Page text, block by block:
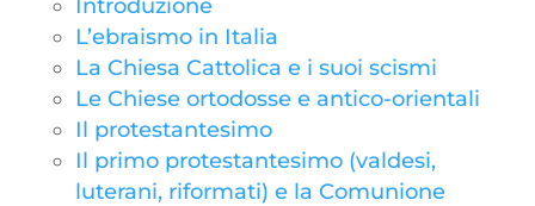
Introduzione
L’ebraismo in Italia
La Chiesa Cattolica e i suoi scismi
Le Chiese ortodosse e antico-orientali
Il protestantesimo
Il primo protestantesimo (valdesi,
luterani, riformati) e la Comunione